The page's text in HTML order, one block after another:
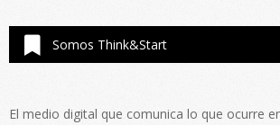
Somos Think&Start
El medio digital que comunica lo que ocurre